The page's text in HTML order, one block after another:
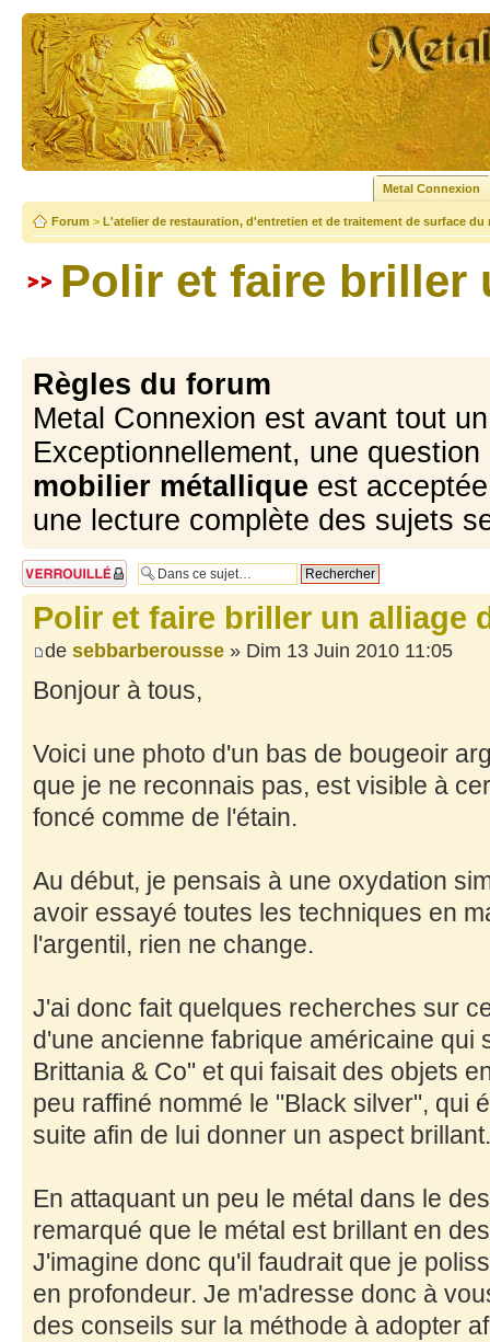
Metal Connexion
Forum > L'atelier de restauration, d'entretien et de traitement de surface du
Polir et faire briller
Règles du forum
Metal Connexion est avant tout
Exceptionnellement, une
mobilier métallique est
une lecture complète des sujets
Sujet verrouillé
Polir et faire briller un alliage
de sebbarberousse » Dim 13 Juin 2010 11:05
Bonjour à tous,
Voici une photo d'un bas de bougeoir
que je ne reconnais pas, est visible à
foncé comme de l'étain.
Au début, je pensais à une oxydation
avoir essayé toutes les techniques en
l'argentil, rien ne change.
J'ai donc fait quelques recherches sur
d'une ancienne fabrique américaine qui
Brittania & Co" et qui faisait des objets
peu raffiné nommé le "Black silver", qui
suite afin de lui donner un aspect brillant.
En attaquant un peu le métal dans le
remarqué que le métal est brillant en
J'imagine donc qu'il faudrait que je
en profondeur. Je m'adresse donc à
des conseils sur la méthode à adopter